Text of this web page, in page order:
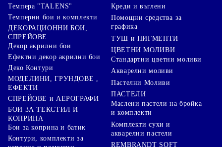
Темпера "TALENS"
Темперни бои и комплекти
ДЕКОРАЦИОННИ БОИ,
СПРЕЙОВЕ
Декор акрилни бои
Ефектни декор акрилни бои
Деко Контури
МОДЕЛИНИ, ГРУНДОВЕ ,
ЕФЕКТИ
СПРЕЙОВЕ и АЕРОГРАФИ
БОИ ЗА ТЕКСТИЛ И
КОПРИНА
Бои за коприна и батик
Контури, комплекти за
Креди и въглени
Помощни средства за
графика
ТУШ и ПИГМЕНТИ
ЦВЕТНИ МОЛИВИ
Стандартни цветни моливи
Акварелни моливи
Пастелни Моливи
ПАСТЕЛИ
Маслени пастели на бройка
и комплекти
Комплекти сухи и
акварелни пастели
REMBRANDT SOFT